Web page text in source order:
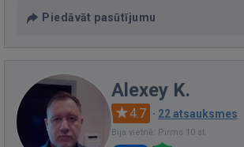
Piedāvāt pasūtījumu
Alexey K.
4.7 · 22 atsauksmes
Bija vietnē: Pirms 10 st.